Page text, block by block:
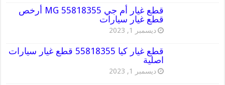
قطع غيار أم جي MG 55818355 أرخص
قطع غيار سيارات
ديسمبر 1, 2023
قطع غيار كيا 55818355 قطع غيار سيارات
اصلية
ديسمبر 1, 2023